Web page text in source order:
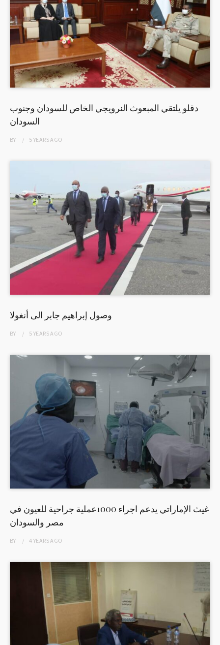
دقلو يلتقي المبعوث النرويجي الخاص للسودان وجنوب
السودان
BY 5 YEARSAGO
وصول إبراهيم جابر الى أنغولا
BY 5 YEARSAGO
غيث الإماراتي يدعم اجراء 1000عملية جراحية للعيون في
مصر والسودان
BY 4 YEARSAGO